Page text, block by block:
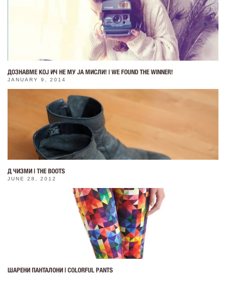
ДОЗНАВМЕ КОЈ ИЧ НЕ МУ ЈА МИСЛИ! | WE FOUND THE WINNER!
JANUARY 9, 2014
Д ЧИЗМИ | THE BOOTS
JUNE 28, 2012
ШАРЕНИ ПАНТАЛОНИ | COLORFUL PANTS